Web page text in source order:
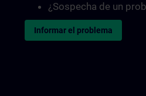
¿Sospecha de un
Informar el problema